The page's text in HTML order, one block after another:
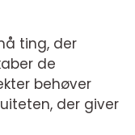
ting, der
de
behøver
der giver